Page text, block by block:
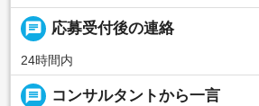
chat 応募受付後の連絡
24時間内
message コンサルタントから一言